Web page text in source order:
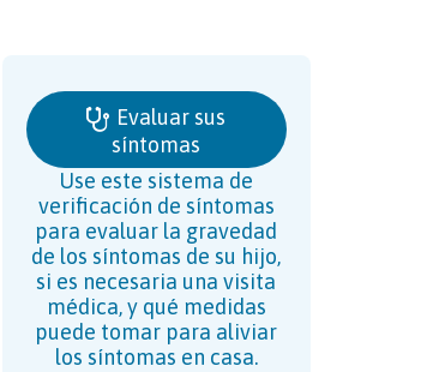
Evaluar sus
síntomas
Use este sistema de
verificación de síntomas
para evaluar la gravedad
de los síntomas de su hijo,
si es necesaria una visita
médica, y qué medidas
puede tomar para aliviar
los síntomas en casa.